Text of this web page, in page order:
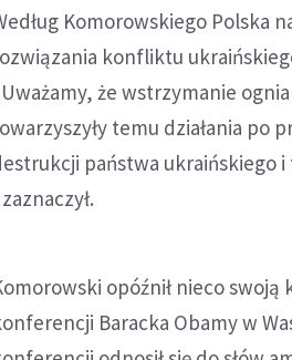
Komorowskiego Polska
konfliktu
że wstrzymanie
temu działania po
państwa ukraińskiego
opóźnił nieco
Baracka Obamy w